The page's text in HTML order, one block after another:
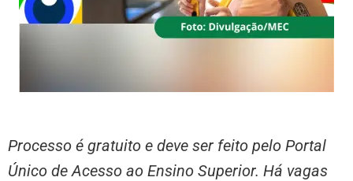
Processo é gratuito e deve ser feito pelo Portal
Único de Acesso ao Ensino Superior. Há vagas